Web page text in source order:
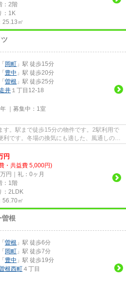
：2階
：1K
25.13㎡
「 岡町 」駅 徒歩15分
「 豊中 」駅 徒歩20分
「 曽根 」駅 徒歩25分
走井 １丁目12-18
｜募集中： 1室
す。駅まで徒歩15分の物件です。2駅利用で
利です。冬場の換気にも適した、風通しの良
円
・共益費 5,000円)
円｜礼：0ヶ月
：1階
：2LDK
56.70㎡
曽根
「 曽根 」駅 徒歩6分
「 岡町 」駅 徒歩7分
「 豊中 」駅 徒歩19分
根西町 ４丁目